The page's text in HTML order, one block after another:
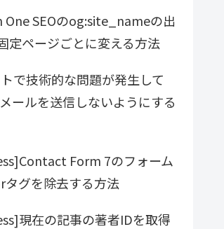
One SEOのog:site_nameの出
定ページごとに変える方法
で技術的な問題が発生して
ールを送信しないようにする
Form 7のフォーム
グを除去する方法
現在の記事の著者IDを取得